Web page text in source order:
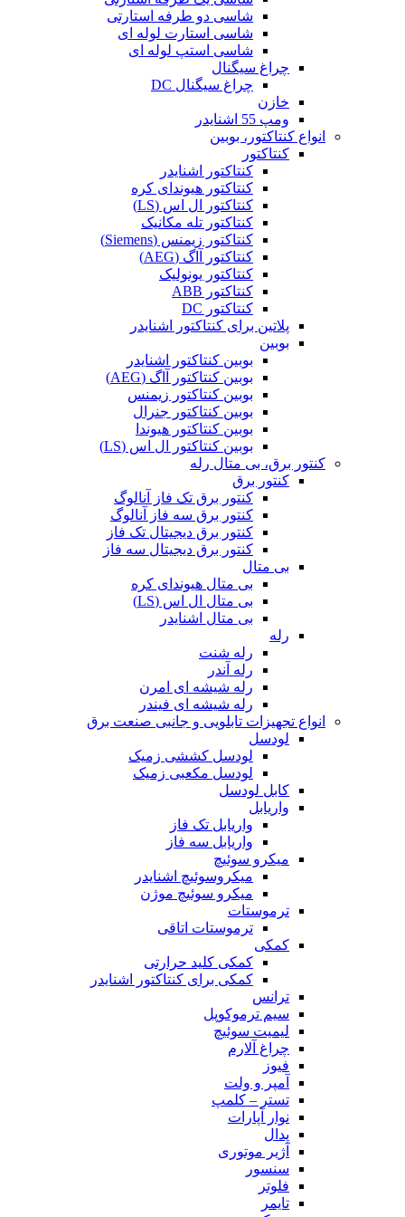
شاسی دو طرفه استارتی
شاسی استارت لوله ای
شاسی استپ لوله ای
چراغ سیگنال
چراغ سیگنال DC
خازن
ومپ 55 اشنایدر
انواع کنتاکتور، بوبین
کنتاکتور
کنتاکتور اشنایدر
کنتاکتور هیوندای کره
کنتاکتور ال اس (LS)
کنتاکتور تله مکانیک
کنتاکتور زیمنس (Siemens)
کنتاکتور آاگ (AEG)
کنتاکتور یونولیک
کنتاکتور ABB
کنتاکتور DC
پلاتین برای کنتاکتور اشنایدر
بوبین
بوبین کنتاکتور اشنایدر
بوبین کنتاکتور آاگ (AEG)
بوبین کنتاکتور زیمنس
بوبین کنتاکتور جنرال
بوبین کنتاکتور هیوندا
بوبین کنتاکتور ال اس (LS)
کنتور برق، بی متال رله
کنتور برق
کنتور برق تک فاز آنالوگ
کنتور برق سه فاز آنالوگ
کنتور برق دیجیتال تک فاز
کنتور برق دیجیتال سه فاز
بی متال
بی متال هیوندای کره
بی متال ال اس (LS)
بی متال اشنایدر
رله
رله شنت
رله آندر
رله شیشه ای امرن
رله شیشه ای فیندر
انواع تجهیزات تابلویی و جانبی صنعت برق
لودسل
لودسل کششی زمیک
لودسل مکعبی زمیک
کابل لودسل
واریابل
واریابل تک فاز
واریابل سه فاز
میکرو سوئیچ
میکروسوئیچ اشنایدر
میکرو سوئیچ موژن
ترموستات
ترموستات اتاقی
کمکی
کمکی کلید حرارتی
کمکی برای کنتاکتور اشنایدر
ترانس
سیم ترموکوپل
لیمیت سوئیچ
چراغ آلارم
فیوز
آمپر و ولت
تستر – کلمپ
نوار آپارات
پدال
آژیر موتوری
سنسور
فلوتر
تایمر